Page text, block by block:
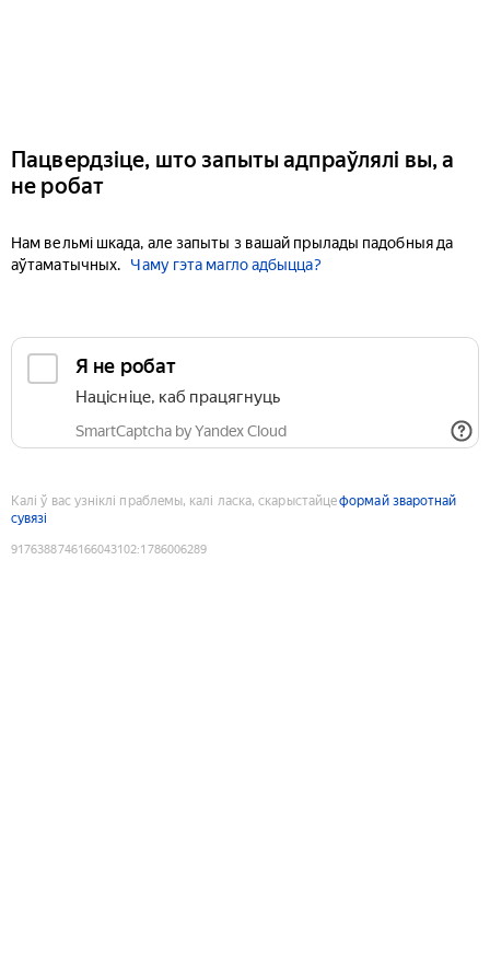
Пацвердзіце, што запыты адпраўлялі вы, а
не робат
Нам вельмі шкада, але запыты з вашай прылады падобныя да
аўтаматычных.
Чаму гэта магло адбыцца?
Я не робат
Націсніце, каб працягнуць
SmartCaptcha by Yandex Cloud
Калі ў вас узніклі праблемы, калі ласка, скарыстайцеформай зваротнай
сувязі
9176388746166043102:1786006289